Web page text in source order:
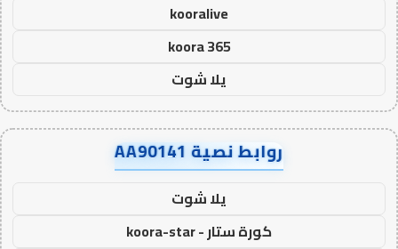
kooralive
koora 365
يلا شوت
روابط نصية AA90141
يلا شوت
كورة ستار - koora-star